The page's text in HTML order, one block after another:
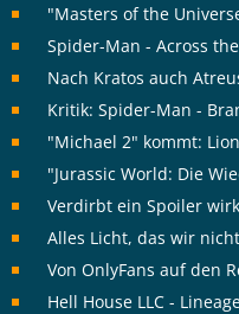
"Masters of the
Spider-Man - Across
Nach Kratos auch
Kritik: Spider-Man -
"Michael 2" kommt:
"Jurassic World: Die
Verdirbt ein Spoiler
Alles Licht, das wir
Von OnlyFans auf den
Hell House LLC -